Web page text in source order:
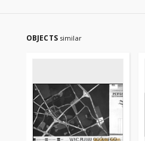
OBJECTS similar